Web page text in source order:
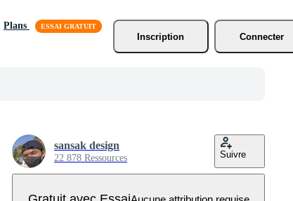
Plans
Inscription
Connecter
sansak design
22 878 Ressources Suivre